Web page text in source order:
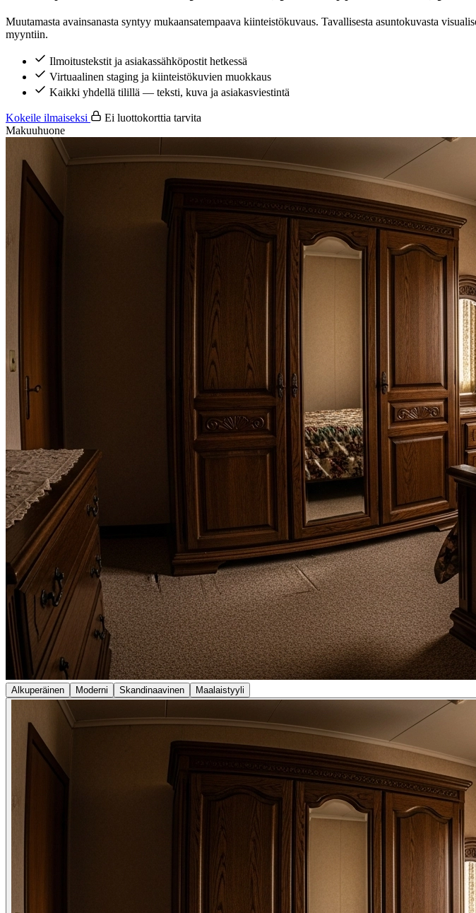
Muutamasta avainsanasta syntyy mukaansatempaava kiinteistökuvaus. Tavallisesta asuntokuvasta
myyntiin.
Ilmoitustekstit ja asiakassähköpostit hetkessä
Virtuaalinen staging ja kiinteistökuvien muokkaus
Kaikki yhdellä tilillä — teksti, kuva ja asiakasviestintä
Kokeile ilmaiseksi
Ei luottokorttia tarvita
Makuuhuone
Alkuperäinen Skandinaavinen Maalaistyyli